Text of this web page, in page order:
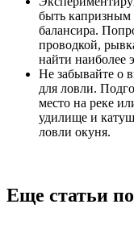
быть капризным
балансира.
проводкой,
найти наиболее
Не забывайте о
для ловли.
место на реке
удилище и
ловли окуня.
Еще статьи